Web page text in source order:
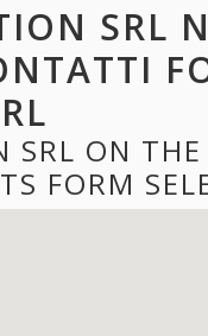
SRL
SRL ON
FORM